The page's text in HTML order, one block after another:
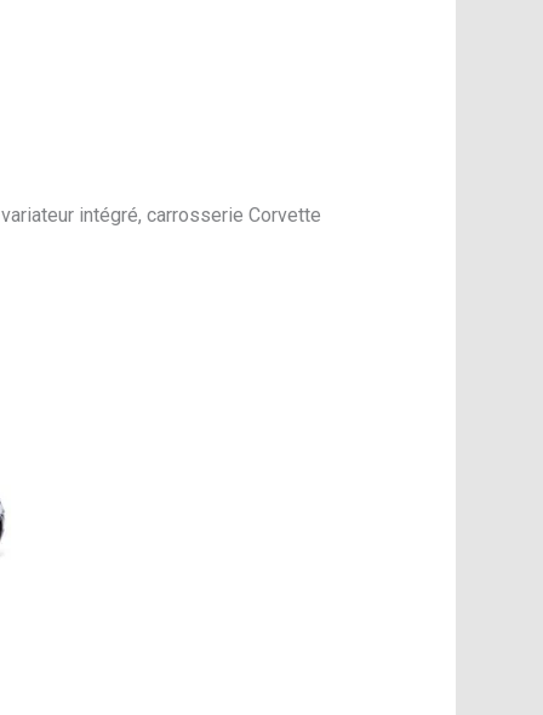
intégré, carrosserie Corvette